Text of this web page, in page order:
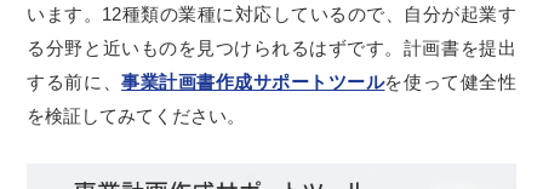
います。12種類の業種に対応しているので、自分が起業す
る分野と近いものを見つけられるはずです。計画書を提出
する前に、事業計画書作成サポートツールを使って健全性
を検証してみてください。